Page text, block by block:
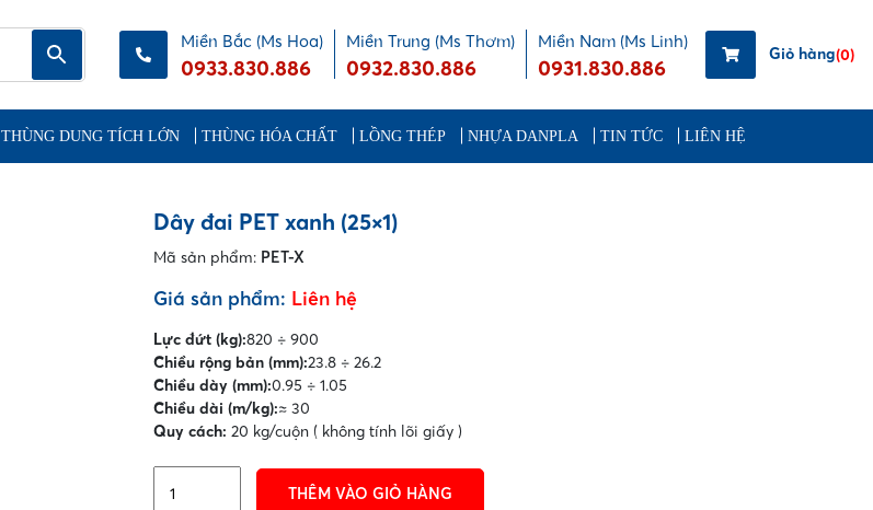
Miền Bắc (Ms Hoa)
0933.830.886
Miền Trung (Ms Thơm)
0932.830.886
Miền Nam (Ms Linh)
0931.830.886
Giỏ hàng(0)
THÙNG DUNG TÍCH LỚN THÙNG HÓA CHẤT LỒNG THÉP NHỰA DANPLA TIN TỨC LIÊN HỆ
Dây đai PET xanh (25×1)
Mã sản phẩm: PET-X
Giá sản phẩm: Liên hệ
Lực đứt (kg):820 ÷ 900
Chiều rộng bản (mm):23.8 ÷ 26.2
Chiều dày (mm):0.95 ÷ 1.05
Chiều dài (m/kg):≈ 30
Quy cách: 20 kg/cuộn ( không tính lõi giấy )
đai
THÊM VÀO GIỎ HÀNG